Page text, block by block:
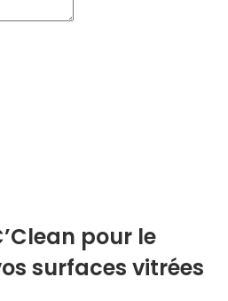
pour le
surfaces vitrées